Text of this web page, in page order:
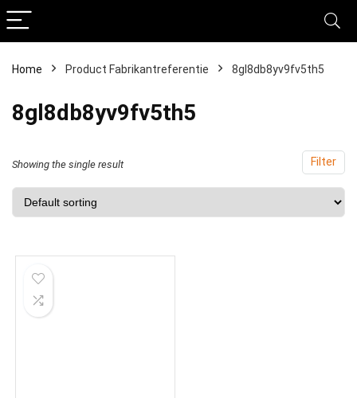
Home Product Fabrikantreferentie ‎8gl8db8yv9fv5th5
‎8gl8db8yv9fv5th5
Filter
Showing the single result